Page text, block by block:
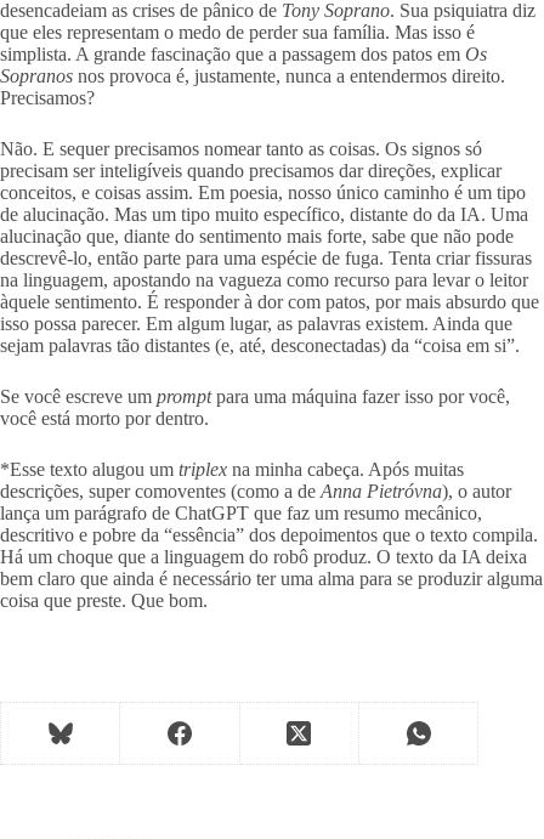
desencadeiam as crises de pânico de Tony Soprano. Sua psiquiatra diz
que eles representam o medo de perder sua família. Mas isso é
simplista. A grande fascinação que a passagem dos patos em Os
Sopranos nos provoca é, justamente, nunca a entendermos direito.
Precisamos?
Não. E sequer precisamos nomear tanto as coisas. Os signos só
precisam ser inteligíveis quando precisamos dar direções, explicar
conceitos, e coisas assim. Em poesia, nosso único caminho é um tipo
de alucinação. Mas um tipo muito específico, distante do da IA. Uma
alucinação que, diante do sentimento mais forte, sabe que não pode
descrevê-lo, então parte para uma espécie de fuga. Tenta criar fissuras
na linguagem, apostando na vagueza como recurso para levar o leitor
àquele sentimento. É responder à dor com patos, por mais absurdo que
isso possa parecer. Em algum lugar, as palavras existem. Ainda que
sejam palavras tão distantes (e, até, desconectadas) da “coisa em si”.
Se você escreve um promptpara uma máquina fazer isso por você,
você está morto por dentro.
*Esse texto alugou um triplex na minha cabeça. Após muitas
descrições, super comoventes (como a de Anna Pietróvna), o autor
lança um parágrafo de ChatGPT que faz um resumo mecânico,
descritivo e pobre da “essência” dos depoimentos que o texto compila.
Há um choque que a linguagem do robô produz. O texto da IA deixa
bem claro que ainda é necessário ter uma alma para se produzir alguma
coisa que preste. Que bom.